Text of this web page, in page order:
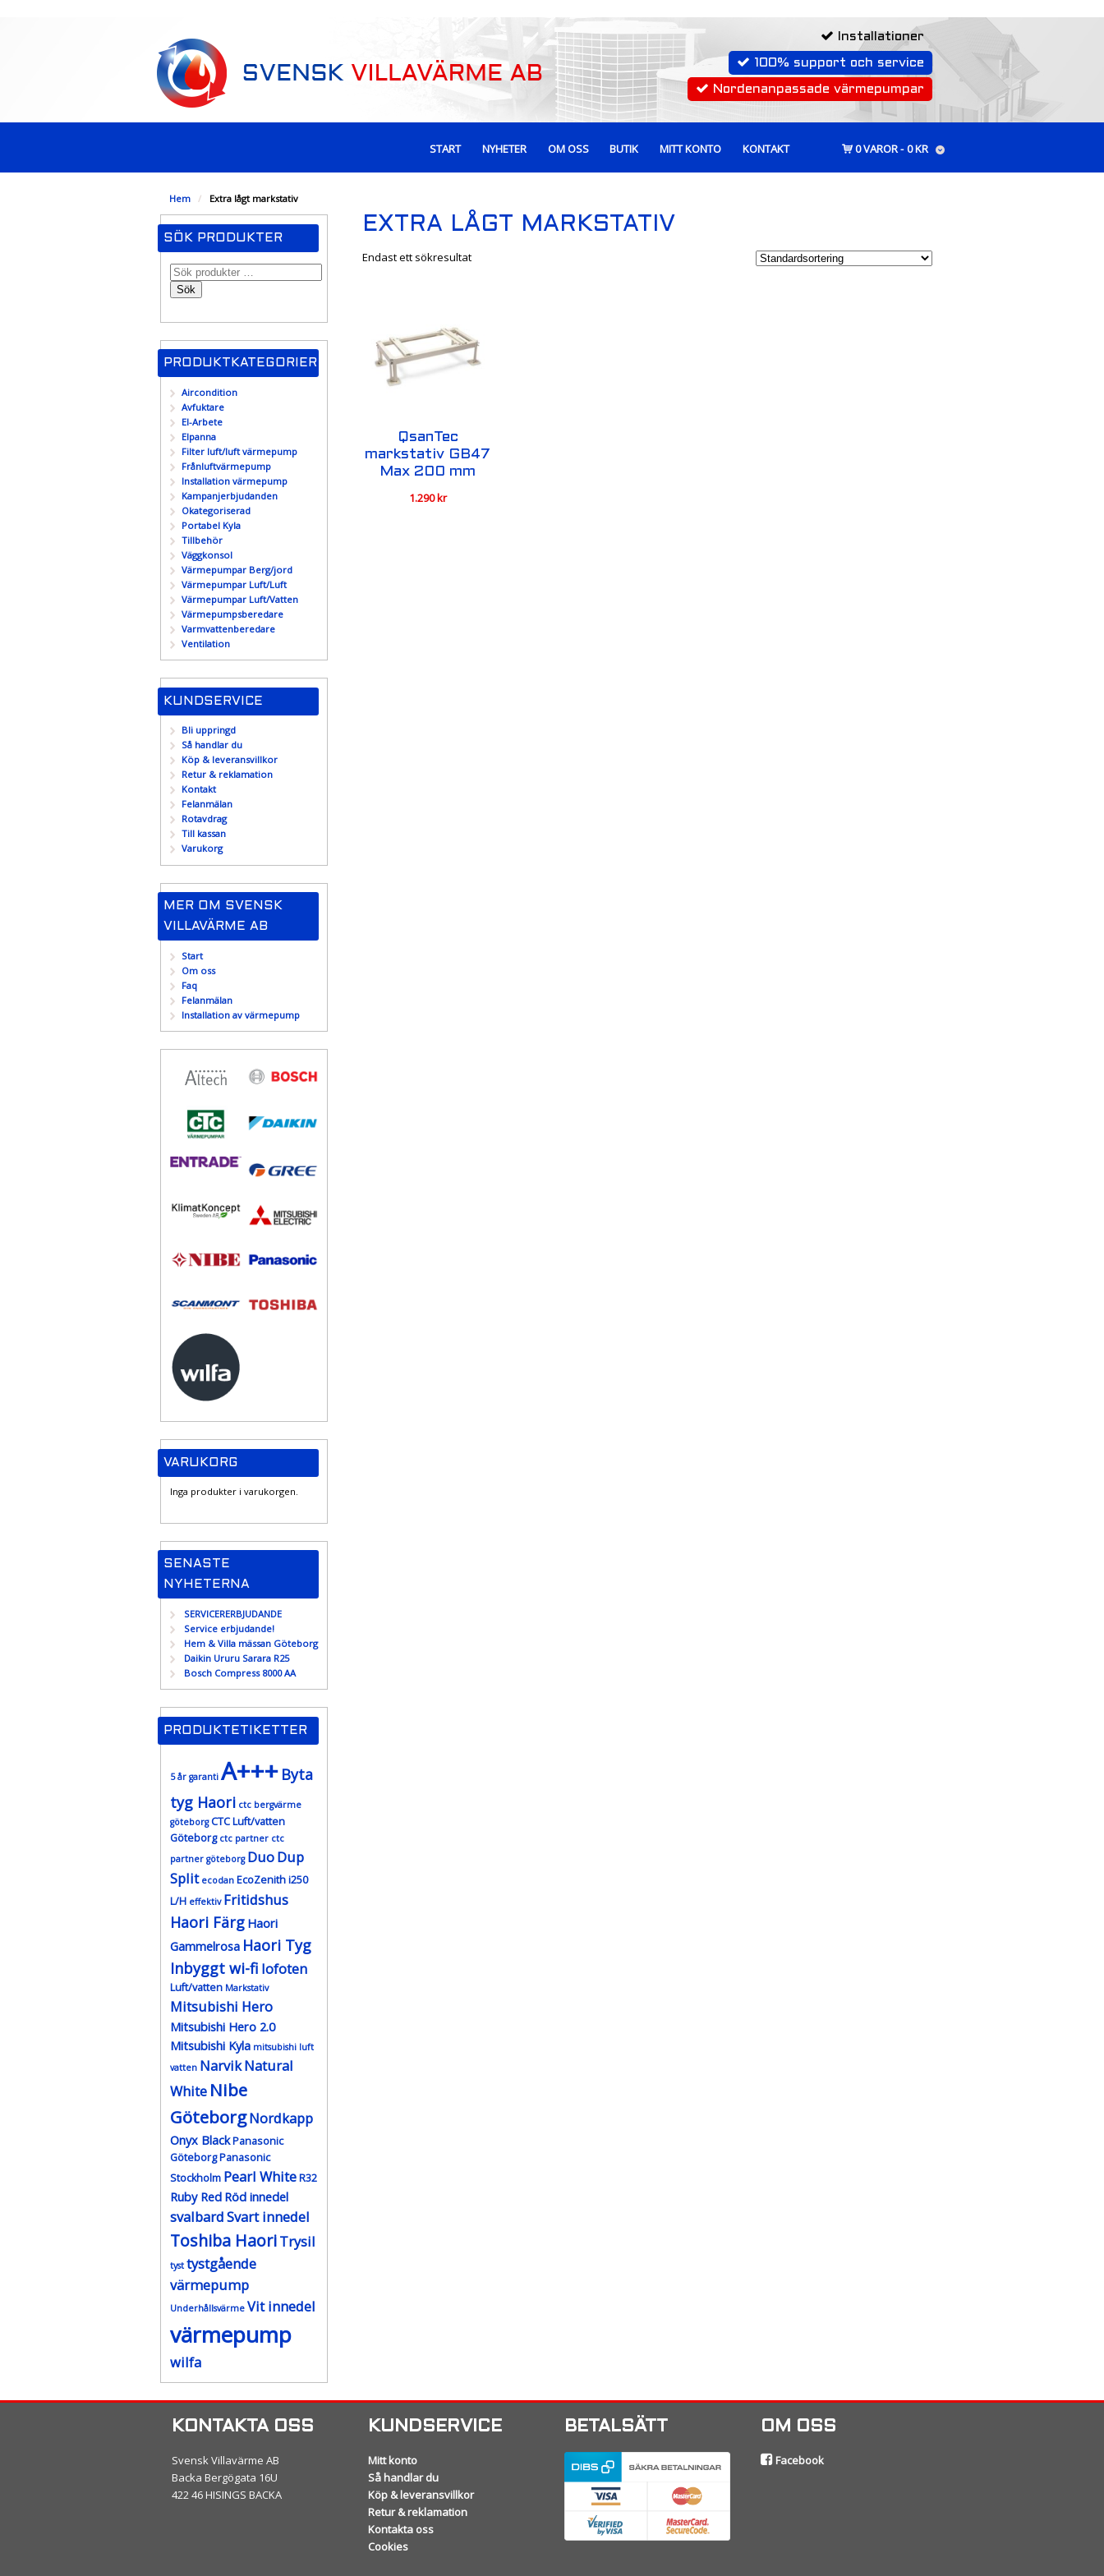
Installationer
100% support och service
Nordenanpassade värmepumpar
START NYHETER OM OSS BUTIK MITT KONTO KONTAKT 0 VAROR 0 KR
Hem / Extra lågt markstativ
EXTRA LÅGT MARKSTATIV
Endast ett sökresultat
QsanTec
markstativ GB47
Max 200 mm
1.290kr
SÖK PRODUKTER
Sök
PRODUKTKATEGORIER
Aircondition
Avfuktare
El-Arbete
Elpanna
Filter luft/luft värmepump
Frånluftvärmepump
Installation värmepump
Kampanjerbjudanden
Okategoriserad
Portabel Kyla
Tillbehör
Väggkonsol
Värmepumpar Berg/jord
Värmepumpar Luft/Luft
Värmepumpar Luft/Vatten
Värmepumpsberedare
Varmvattenberedare
Ventilation
KUNDSERVICE
Bli uppringd
Så handlar du
Köp & leveransvillkor
Retur & reklamation
Kontakt
Felanmälan
Rotavdrag
Till kassan
Varukorg
MER OM SVENSK
VILLAVÄRME AB
Start
Om oss
Faq
Felanmälan
Installation av värmepump
VARUKORG
Inga produkter i varukorgen.
SENASTE
NYHETERNA
SERVICERERBJUDANDE
Service erbjudande!
Hem & Villa mässan Göteborg
Daikin Ururu Sarara R25
Bosch Compress 8000 AA
PRODUKTETIKETTER
5 år garanti A+++ Byta
tyg Haori ctc bergvärme
göteborg CTC Luft/vatten
Göteborg ctc partner ctc
partner göteborg DuoDup
Split ecodan EcoZenith i250
L/H effektiv Fritidshus
Haori Färg Haori
Gammelrosa Haori Tyg
Inbyggt wi-fi lofoten
Luft/vatten Markstativ
Mitsubishi Hero
Mitsubishi Hero 2.0
Mitsubishi Kyla mitsubishi luft
vatten NarvikNatural
White Nibe
GöteborgNordkapp
Onyx Black Panasonic
Göteborg Panasonic
Stockholm Pearl White R32
Ruby Red Röd innedel
svalbardSvart innedel
Toshiba HaoriTrysil
tyst tystgående
värmepump
Underhållsvärme Vit innedel
värmepump
wilfa
KONTAKTA OSS
Svensk Villavärme AB
Backa Bergögata 16U
422 46 HISINGS BACKA
KUNDSERVICE
Mitt konto
Så handlar du
Köp & leveransvillkor
Retur & reklamation
Kontakta oss
Cookies
BETALSÄTT OM OSS
Facebook